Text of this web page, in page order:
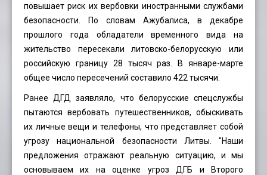
повышает риск их вербовки иностранными службами
безопасности. По словам Ажубалиса, в декабре
прошлого года обладатели временного вида на
жительство пересекали литовско-белорусскую или
российскую границу 28 тысяч раз. В январе-марте
общее число пересечений составило 422 тысячи.
Ранее ДГД заявляло, что белорусские спецслужбы
пытаются вербовать путешественников, обыскивать
их личные вещи и телефоны, что представляет собой
угрозу национальной безопасности Литвы. "Наши
предложения отражают реальную ситуацию, и мы
основываем их на оценке угроз ДГБ и Второго